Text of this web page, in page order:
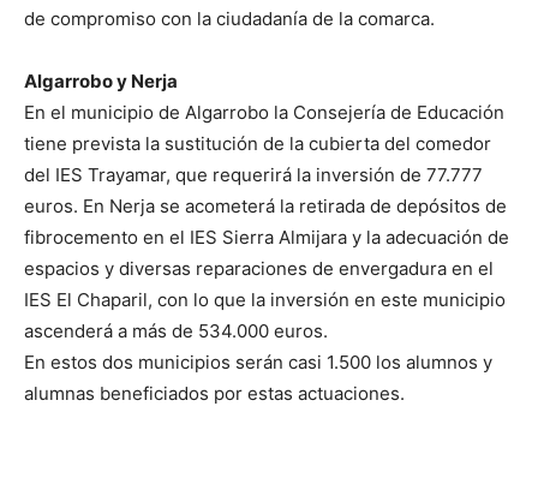
de compromiso con la ciudadanía de la comarca.
Algarrobo y Nerja
En el municipio de Algarrobo la Consejería de Educación
tiene prevista la sustitución de la cubierta del comedor
del IES Trayamar, que requerirá la inversión de 77.777
euros. En Nerja se acometerá la retirada de depósitos de
fibrocemento en el IES Sierra Almijara y la adecuación de
espacios y diversas reparaciones de envergadura en el
IES El Chaparil, con lo que la inversión en este municipio
ascenderá a más de 534.000 euros.
En estos dos municipios serán casi 1.500 los alumnos y
alumnas beneficiados por estas actuaciones.